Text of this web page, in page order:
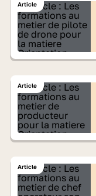
Article
Article
Article